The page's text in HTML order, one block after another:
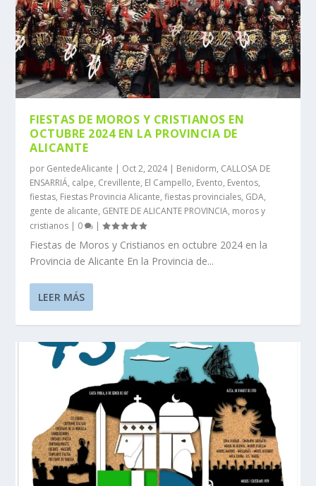
FIESTAS DE MOROS Y CRISTIANOS EN
OCTUBRE 2024 EN LA PROVINCIA DE
ALICANTE
por GentedeAlicante | Oct 2, 2024| Benidorm, CALLOSA DE
ENSARRIÁ, calpe, Crevillente, El Campello, Evento, Eventos,
fiestas, Fiestas Provincia Alicante,fiestas provinciales, GDA,
gente de alicante, GENTE DE ALICANTE PROVINCIA, moros y
cristianos | 0 |
Fiestas de Moros y Cristianos en octubre 2024 en la
Provincia de Alicante En la Provincia de...
LEER MÁS